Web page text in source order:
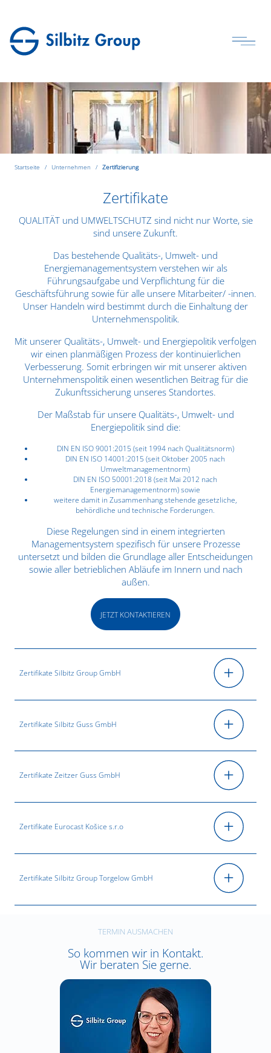
Startseite Unternehmen Zertifizierung
Zertifikate
QUALITÄT und UMWELTSCHUTZ sind nicht nur Worte, sie
sind unsere Zukunft.
Das bestehende Qualitäts-, Umwelt- und
Energiemanagementsystem verstehen wir als
Führungsaufgabe und Verpflichtung für die
Geschäftsführung sowie für alle unsere Mitarbeiter/ -innen.
Unser Handeln wird bestimmt durch die Einhaltung der
Unternehmenspolitik.
Mit unserer Qualitäts-, Umwelt- und Energiepolitik verfolgen
wir einen planmäßigen Prozess der kontinuierlichen
Verbesserung. Somit erbringen wir mit unserer aktiven
Unternehmenspolitik einen wesentlichen Beitrag für die
Zukunftssicherung unseres Standortes.
Der Maßstab für unsere Qualitäts-, Umwelt- und
Energiepolitik sind die:
DIN EN ISO 9001:2015 (seit 1994 nach Qualitätsnorm)
DIN EN ISO 14001:2015 (seit Oktober 2005 nach
Umweltmanagementnorm)
DIN EN ISO 50001:2018 (seit Mai 2012 nach
Energiemanagementnorm) sowie
weitere damit in Zusammenhang stehende gesetzliche,
behördliche und technische Forderungen.
Diese Regelungen sind in einem integrierten
Managementsystem spezifisch für unsere Prozesse
untersetzt und bilden die Grundlage aller Entscheidungen
sowie aller betrieblichen Abläufe im Innern und nach
außen.
JETZT KONTAKTIEREN
Zertifikate Silbitz Group GmbH
Zertifikate Silbitz Guss GmbH
Zertifikate Zeitzer Guss GmbH
Zertifikate Eurocast Košice s.r.o
Zertifikate Silbitz Group Torgelow GmbH
TERMIN AUSMACHEN
So kommen wir in Kontakt.
Wir beraten Sie gerne.